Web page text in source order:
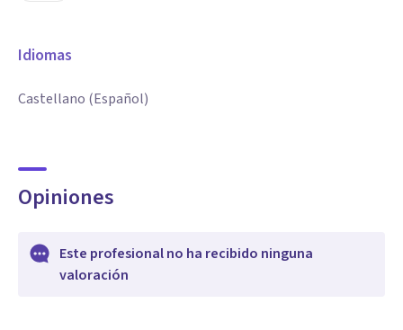
Idiomas
Castellano (Español)
Opiniones
Este profesional no ha recibido ninguna
valoración